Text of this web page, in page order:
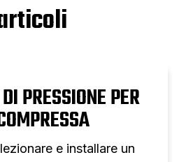
PRESSIONE PER
e installare un